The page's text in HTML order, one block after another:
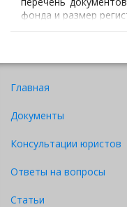
фонда и размер
Главная
Документы
Консультации юристов
Ответы на вопросы
Статьи